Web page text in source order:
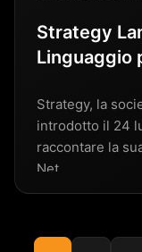
Strategy
Linguaggio
Strategy, la
introdotto il 24
raccontare la
Net…